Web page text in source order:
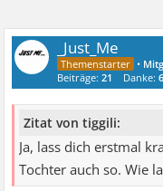
_Just_Me
•
Beiträge:21 Danke:6
Zitat von tiggili:
Ja, lass dich erstmal
Tochter auch so. Wie